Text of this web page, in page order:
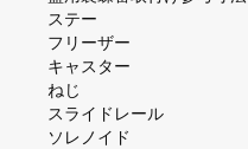
ステー
フリーザー
キャスター
ねじ
スライドレール
ソレノイド